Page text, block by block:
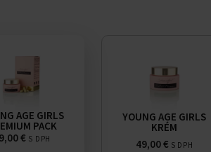
AGE GIRLS
PACK
€ S DPH
YOUNG AGE GIRLS
KRÉM
49,00€ S DPH